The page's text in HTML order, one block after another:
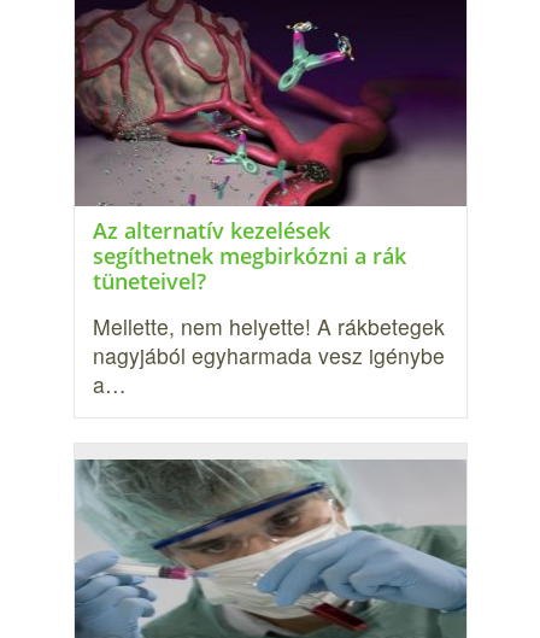
Az alternatív kezelések
segíthetnek megbirkózni a rák
tüneteivel?
Mellette, nem helyette! A rákbetegek
nagyjából egyharmada vesz igénybe
a…